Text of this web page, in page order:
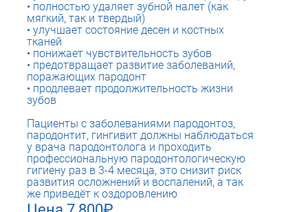
полностью удаляет зубной налет (как
мягкий, так и твердый)
улучшает состояние десен и костных
тканей
понижает чувствительность зубов
предотвращает развитие заболеваний,
поражающих пародонт
продлевает продолжительность жизни
зубов
Пациенты с заболеваниями пародонтоз,
пародонтит, гингивит должны наблюдаться
у врача пародонтолога и проходить
профессиональную пародонтологическую
гигиену раз в 3-4 месяца, это снизит риск
развития осложнений и воспалений, а так
же приведёт к оздоровлению